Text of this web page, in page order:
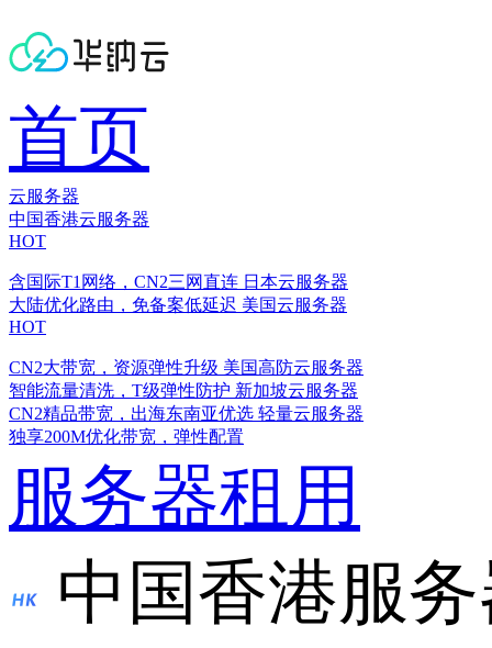
首页
云服务器
中国香港云服务器
HOT
含国际T1网络，CN2三网直连 日本云服务器
大陆优化路由，免备案低延迟 美国云服务器
HOT
CN2大带宽，资源弹性升级 美国高防云服务器
智能流量清洗，T级弹性防护 新加坡云服务器
CN2精品带宽，出海东南亚优选 轻量云服务器
独享200M优化带宽，弹性配置
服务器租用
中国香港服